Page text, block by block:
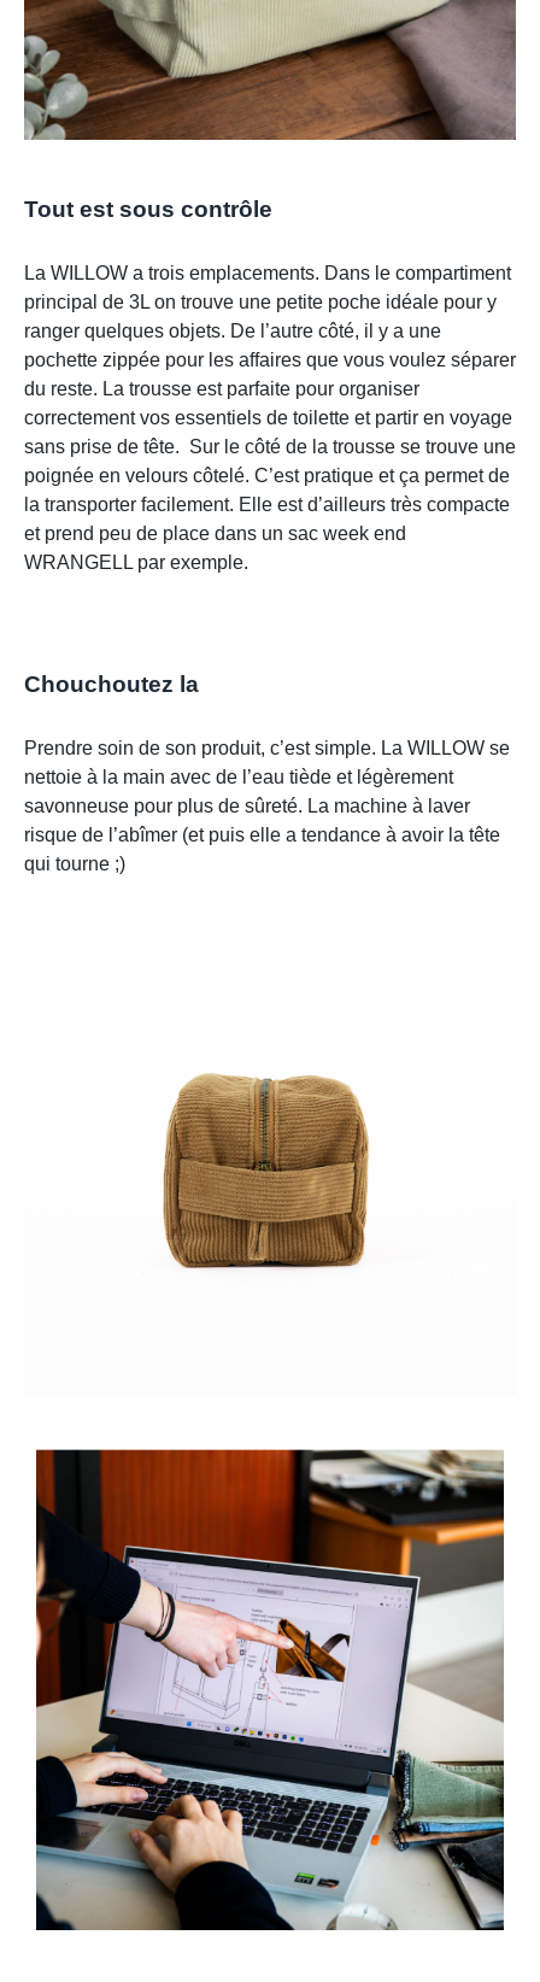
Tout est sous contrôle
La WILLOW a trois emplacements. Dans le compartiment
principal de 3L on trouve une petite poche idéale pour y
ranger quelques objets. De l’autre côté, il y a une
pochette zippée pour les affaires que vous voulez séparer
du reste. La trousse est parfaite pour organiser
correctement vos essentiels de toilette et partir en voyage
sans prise de tête. Sur le côté de la trousse se trouve une
poignée en velours côtelé. C’est pratique et ça permet de
la transporter facilement. Elle est d’ailleurs très compacte
et prend peu de place dans un sac week end
WRANGELL par exemple.
Chouchoutez la
Prendre soin de son produit, c’est simple. La WILLOW se
nettoie à la main avec de l’eau tiède et légèrement
savonneuse pour plus de sûreté. La machine à laver
risque de l’abîmer (et puis elle a tendance à avoir la tête
qui tourne ;)